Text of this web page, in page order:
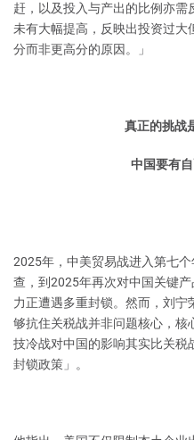
赶，以及投入与产出的比例亦
未有大幅提高，反映出投资过大
分而非更高分的原因。」
真正的挑战
中国要有
2025年，中美贸易战进入第七
查，到2025年再次对中国关键
力正遭遇多重封锁。然而，刘
够抗住关税战并非问题核心，
技冷战对中国的影响其实比关税
封锁政策」。